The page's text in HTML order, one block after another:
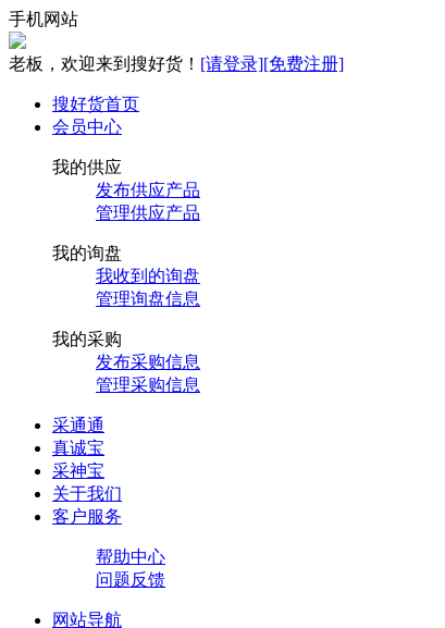
手机网站
老板，欢迎来到搜好货！ [请登录][免费注册]
搜好货首页
会员中心
我的供应
发布供应产品
管理供应产品
我的询盘
我收到的询盘
管理询盘信息
我的采购
发布采购信息
管理采购信息
采通通
真诚宝
采神宝
关于我们
客户服务
帮助中心
问题反馈
网站导航